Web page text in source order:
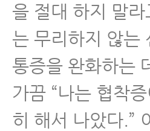
을 절대 하지 말
는 무리하지 않는
통증을 완화하는
가끔 “나는 협착
히 해서 나았다.”